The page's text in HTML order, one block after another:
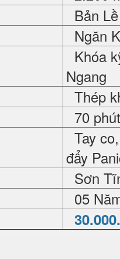
Bản
Ngăn
Khóa
Ngang
Thép
70
Tay
đẩy
Sơn
05